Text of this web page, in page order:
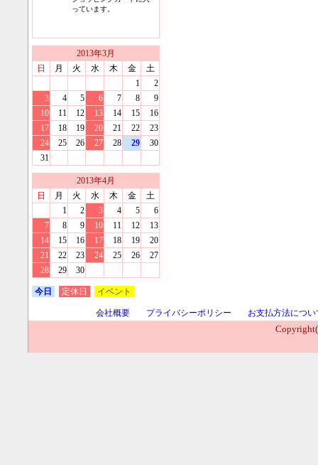
っています。
2013年3月
日
月 火 水 木 金
土
1
2
3
4 5 6 7 8
9
10
11 12 13 14 15
16
17
18 19 20 21 22
23
24
25 26 27 28 29
30
31
2013年4月
日
月 火 水 木 金
土
1
2 3 4 5
6
7
8 9 10 11 12
13
14
15 16 17 18 19
20
21
22 23 24 25 26
27
28
29 30
今日 定休日 イベント
会社概要 プライバシーポリシー
お支払方法につい